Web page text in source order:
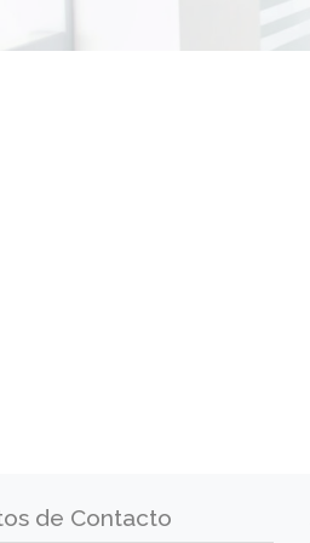
de Contacto